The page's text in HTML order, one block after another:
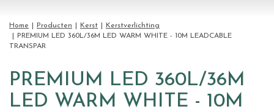
Home Producten Kerst
Kerstverlichting
PREMIUM LED 360L/36M LED WARM WHITE - 10M LEADCABLE
TRANSPAR
PREMIUM LED 360L/36M
LED WARM WHITE - 10M